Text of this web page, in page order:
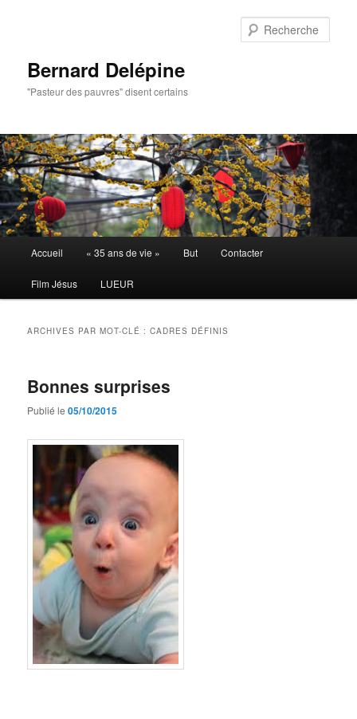
Bernard Delépine
"Pasteur des pauvres" disent certains
principal
Accueil « 35 ans de vie » But Contacter
Film Jésus LUEUR
ARCHIVES PAR MOT-CLÉ :CADRES DÉFINIS
Bonnes surprises
Publié le05/10/2015